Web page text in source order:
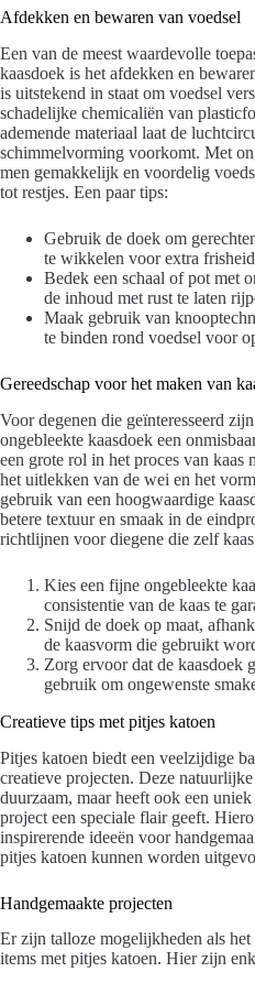
Afdekken en bewaren van voedsel
Een van de meest waardevolle
kaasdoek is het afdekken en
is uitstekend in staat om voedsel
schadelijke chemicaliën van
ademende materiaal laat de
schimmelvorming voorkomt. Met
men gemakkelijk en voordelig
tot restjes. Een paar tips:
Gebruik de doek om
te wikkelen voor extra
Bedek een schaal of pot met
de inhoud met rust te laten
Maak gebruik van
te binden rond voedsel voor
Gereedschap voor het maken van
Voor degenen die geïnteresseerd
ongebleekte kaasdoek een
een grote rol in het proces van kaas
het uitlekken van de wei en het
gebruik van een hoogwaardige
betere textuur en smaak in de
richtlijnen voor diegene die zelf
Kies een fijne ongebleekte
consistentie van de kaas te
Snijd de doek op maat,
de kaasvorm die gebruikt
Zorg ervoor dat de kaasdoek
gebruik om ongewenste
Creatieve tips met pitjes katoen
Pitjes katoen biedt een veelzijdige
creatieve projecten. Deze
duurzaam, maar heeft ook een
project een speciale flair geeft.
inspirerende ideeën voor
pitjes katoen kunnen worden
Handgemaakte projecten
Er zijn talloze mogelijkheden als het
items met pitjes katoen. Hier zijn